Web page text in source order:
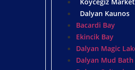
Dalyan Kaunos
Bacardi Bay
Ekincik Bay
Dalyan Magic
Dalyan Mud Bath